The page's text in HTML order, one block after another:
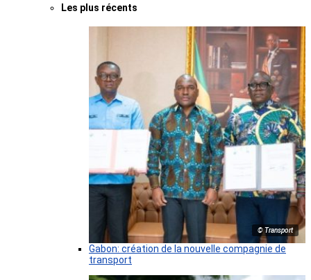
Les plus récents
© Transport
Gabon: création de la nouvelle compagnie de
transport